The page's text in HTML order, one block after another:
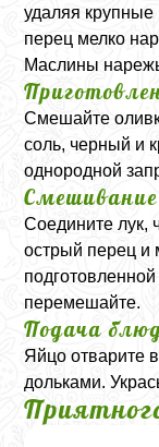
удаляя крупные
перец мелко
Маслины
Смешайте
соль, черный и
однородной
Соедините лук,
острый перец и
перемешайте.
Подача
Яйцо отварите
дольками.